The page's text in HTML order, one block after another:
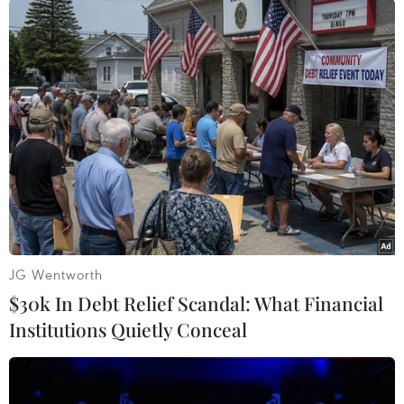
#Argentina
#thất bại của liên minh cầm quyền
#bộ trưởng xin từ chức
#bỏ phiếu sơ bộ Argentina
Theo dõi VietnamPlus
JG Wentworth
$30k In Debt Relief Scandal: What Financial
Institutions Quietly Conceal